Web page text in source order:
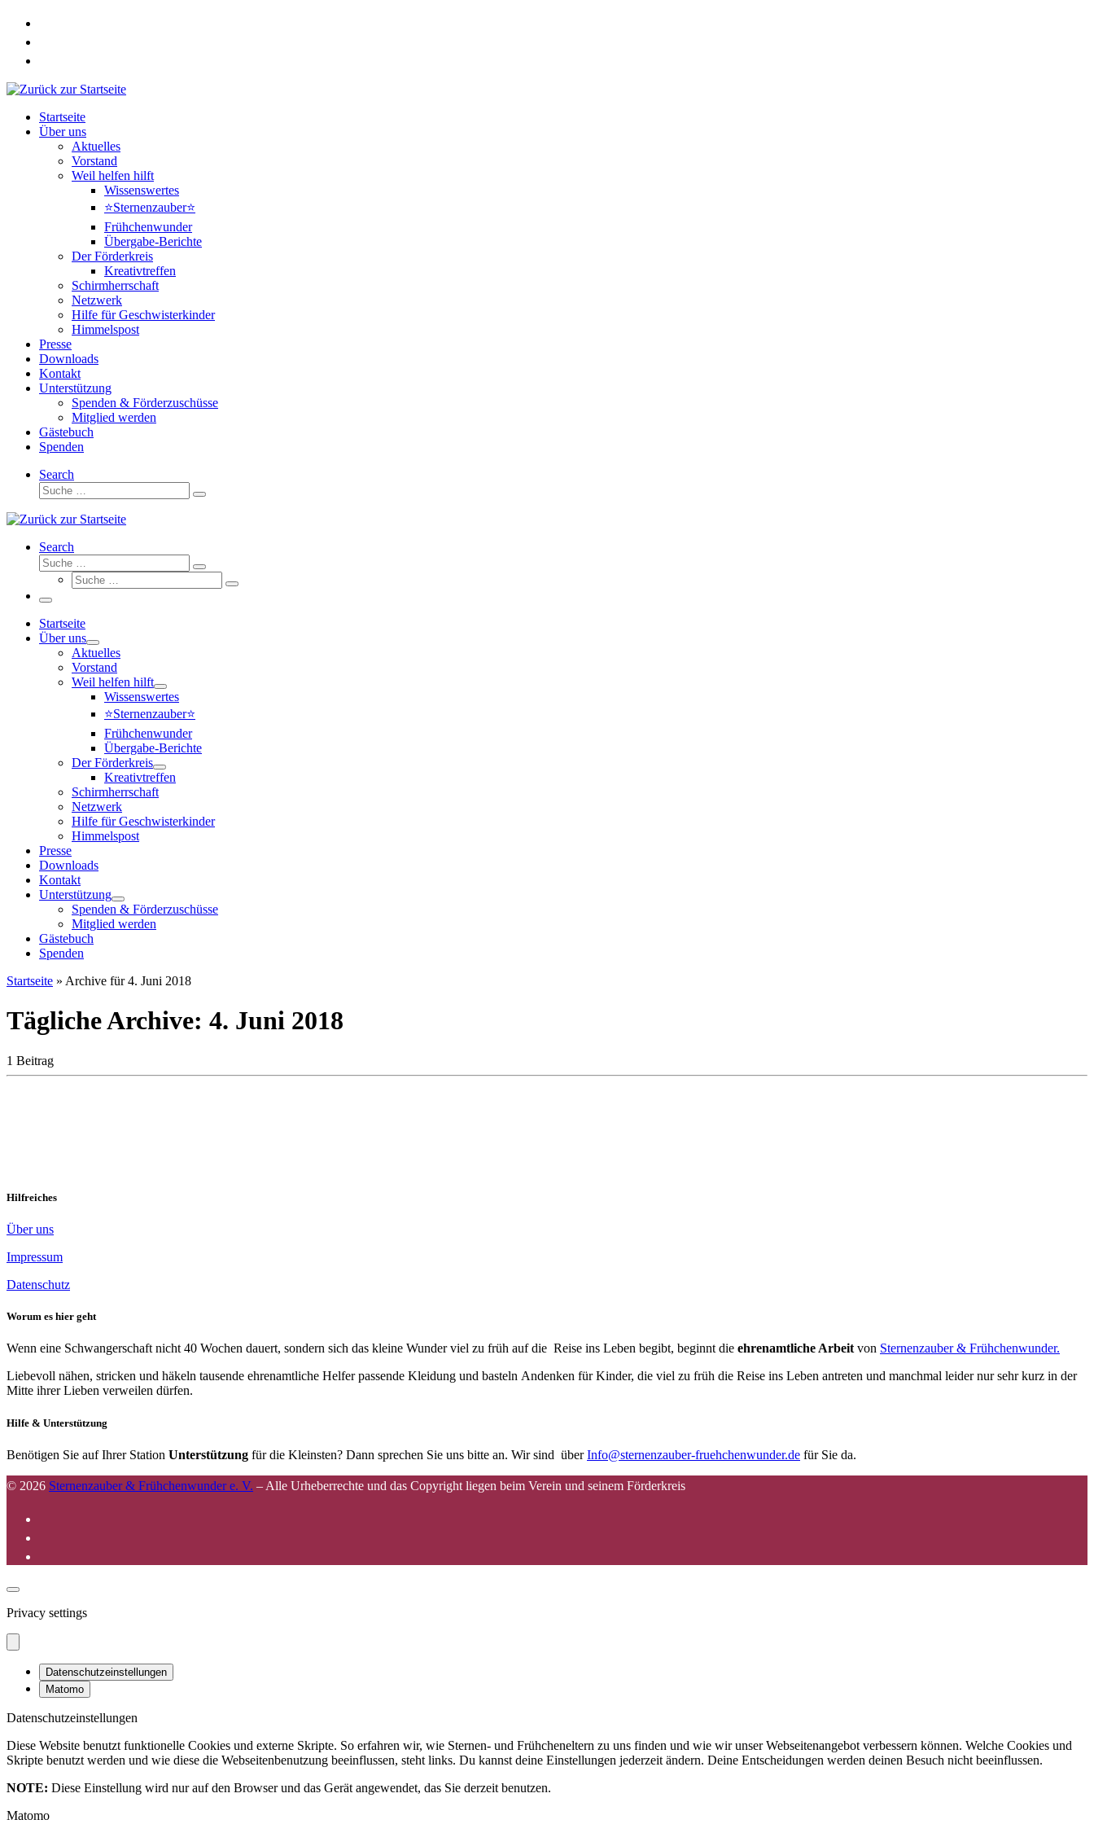
Zum
springen
Startseite
Über uns
Aktuelles
Vorstand
Weil helfen hilft
Wissenswertes
⭐Sternenzauber⭐
Frühchenwunder
Übergabe-Berichte
Der Förderkreis
Kreativtreffen
Schirmherrschaft
Netzwerk
Hilfe für Geschwisterkinder
Himmelspost
Presse
Downloads
Kontakt
Unterstützung
Spenden & Förderzuschüsse
Mitglied werden
Gästebuch
Spenden
Search
Suche
Suche
Search
Suche
Suche
Suche
Suche
Menü
Startseite
Über uns
Aktuelles
Vorstand
Weil helfen hilft
Wissenswertes
⭐Sternenzauber⭐
Frühchenwunder
Übergabe-Berichte
Der Förderkreis
Kreativtreffen
Schirmherrschaft
Netzwerk
Hilfe für Geschwisterkinder
Himmelspost
Presse
Downloads
Kontakt
Unterstützung
Spenden & Förderzuschüsse
Mitglied werden
Gästebuch
Spenden
Startseite » Archive für 4. Juni 2018
Tägliche Archive: 4. Juni 2018
1 Beitrag
Hilfreiches
Über uns
Impressum
Datenschutz
Worum es hier geht
Wenn eine Schwangerschaft nicht 40 Wochen dauert, sondern sich das kleine Wunder viel zu früh auf die Reise ins Leben begibt, beginnt die ehrenamtliche Arbeit von Sternenzauber & Frühchenwunder.
Liebevoll nähen, stricken und häkeln tausende ehrenamtliche Helfer passende Kleidung und basteln Andenken für Kinder, die viel zu früh die Reise ins Leben antreten und manchmal leider nur sehr kurz in der
Mitte ihrer Lieben verweilen dürfen.
Hilfe & Unterstützung
Benötigen Sie auf Ihrer Station Unterstützung für die Kleinsten? Dann sprechen Sie uns bitte an. Wir sind überInfo@sternenzauber-fruehchenwunder.de für Sie da.
© 2026 Sternenzauber & Frühchenwunder e. V. – Alle Urheberrechte und das Copyright liegen beim Verein und seinem Förderkreis
Privacy settings
Datenschutzeinstellungen
Matomo
Datenschutzeinstellungen
Diese Website benutzt funktionelle Cookies und externe Skripte. So erfahren wir, wie Sternen- und Frühcheneltern zu uns finden und wie wir unser Webseitenangebot verbessern können. Welche Cookies und
Skripte benutzt werden und wie diese die Webseitenbenutzung beeinflussen, steht links. Du kannst deine Einstellungen jederzeit ändern. Deine Entscheidungen werden deinen Besuch nicht beeinflussen.
NOTE: Diese Einstellung wird nur auf den Browser und das Gerät angewendet, das Sie derzeit benutzen.
Matomo